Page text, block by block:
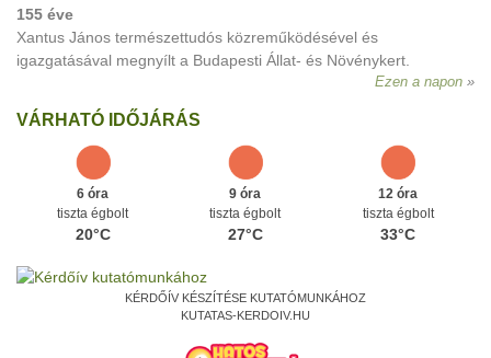
155 éve
Xantus János természettudós közreműködésével és
igazgatásával megnyílt a Budapesti Állat- és Növénykert.
Ezen a napon
VÁRHATÓ IDŐJÁRÁS
6 óra
tiszta égbolt
20°C
9 óra
tiszta égbolt
27°C
12 óra
tiszta égbolt
33°C
KÉRDŐÍV KÉSZÍTÉSE KUTATÓMUNKÁHOZ
KUTATAS-KERDOIV.HU